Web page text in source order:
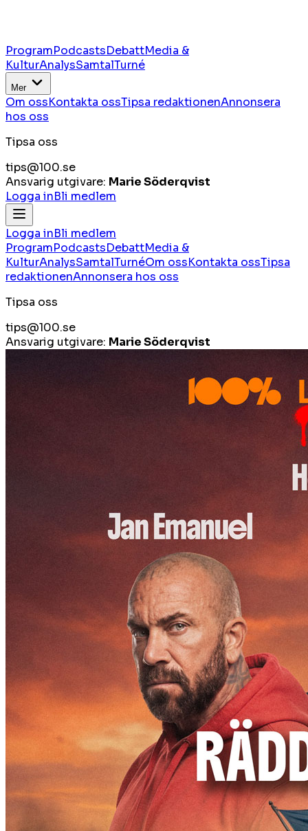
ProgramPodcastsDebattMedia &
KulturAnalysSamtalTurné
Mer
Om ossKontakta ossTipsa redaktionenAnnonsera
hos oss
Tipsa oss
tips@100.se
Ansvarig utgivare: Marie Söderqvist
Logga inBli medlem
Logga inBli medlem
ProgramPodcastsDebattMedia &
KulturAnalysSamtalTurnéOm ossKontakta ossTipsa
redaktionenAnnonsera hos oss
Tipsa oss
tips@100.se
Ansvarig utgivare: Marie Söderqvist